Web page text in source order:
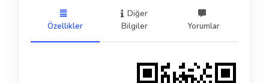
Özellikler
Diğer
Bilgiler
Yorumlar